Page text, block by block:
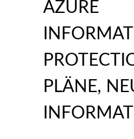
AZURE
PLÄNE,